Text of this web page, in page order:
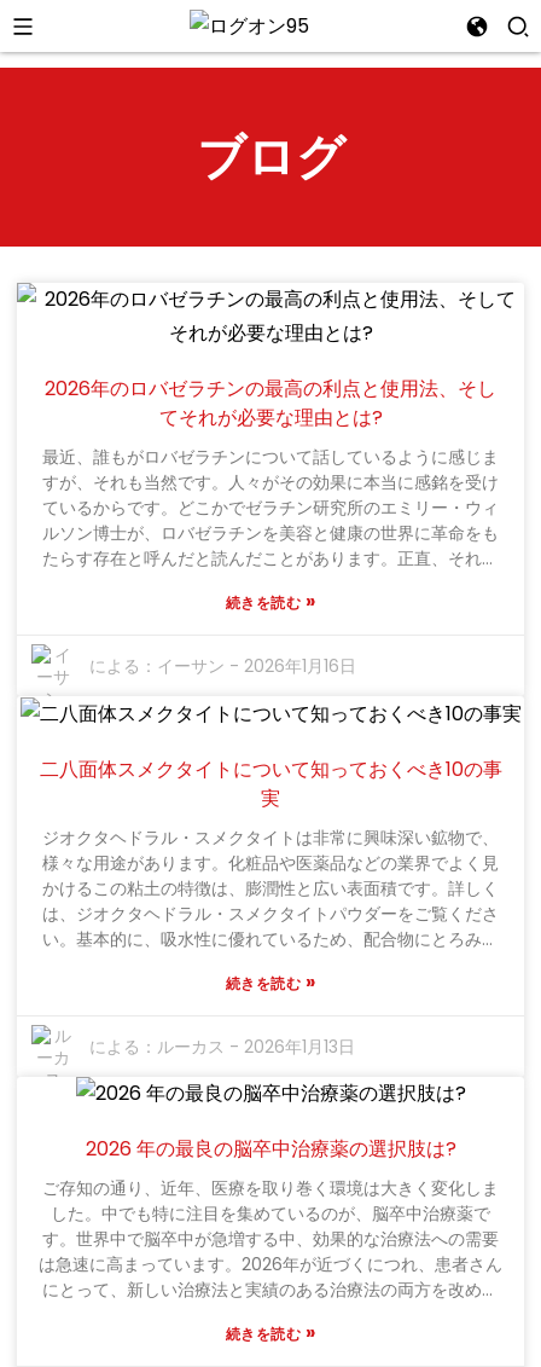
ブログ
2026年のロバゼラチンの最高の利点と使用法、そし
てそれが必要な理由とは?
最近、誰もがロバゼラチンについて話しているように感じま
すが、それも当然です。人々がその効果に本当に感銘を受け
ているからです。どこかでゼラチン研究所のエミリー・ウィ
ルソン博士が、ロバゼラチンを美容と健康の世界に革命をも
たらす存在と呼んだと読んだことがあります。正直、それも
分として捉え始めています。では、ロバゼラチンとは一体何
酸が豊富に含まれています。これらはお肌にとても良い成分
です。肌の弾力性を高め、潤いを保つ効果があると言われて
います。また、これは単なる新しいトレンドではなく、古く
ートに役立っています。しかし、ここが難しいところです。
その原料がどのように調達されているのか、そして持続可能
なものなのかを疑問に思う人もいます。それは当然の疑問で
す。ロバゼラチン、特にロバ皮ゼラチンのような製品を妊娠
中に使用することを考えているなら、事前によく調べること
が非常に重要です。妊娠への影響に関する確固たる研究がま
だ十分に行われていないため、妊婦の方は特に注意が必要で
す。これは、伝統的な用途を尊重しつつ、現代科学と安全性
ものです。ロバゼラチンの世界は進化を続けており、多くの
は間違いありません。
続きを読む »
による： イーサン - 2026年1月16日
二八面体スメクタイトについて知っておくべき10の事
実
ジオクタヘドラル・スメクタイトは非常に興味深い鉱物で、
様々な用途があります。化粧品や医薬品などの業界でよく見
かけるこの粘土の特徴は、膨潤性と広い表面積です。詳しく
は、ジオクタヘドラル・スメクタイトパウダーをご覧くださ
い。基本的に、吸水性に優れているため、配合物にとろみを
製品や美容製品での効果も高まります。しかし、多くのもの
のジオクタヘドラル・スメクタイトを見つけるのは難しい場
合があります。純度は様々で、メーカーにとっては懸念事項
です。そのため、BYK添加剤などの企業は、良質な原料を入手
り下げて理解することで、その特性を含め、最大限の効果を
得ることができます。全体として、二八面体スメクタイトの
可能性を探るということは、その素晴らしい利点と限界の両
方を理解することを意味します。二八面体スメクタイトは非
常に魅力的な素材ですが、そのストーリーにはさらに多くの
魅力があります。
続きを読む »
による： ルーカス - 2026年1月13日
2026 年の最良の脳卒中治療薬の選択肢は?
ご存知の通り、近年、医療を取り巻く環境は大きく変化しま
した。中でも特に注目を集めているのが、脳卒中治療薬で
す。世界中で脳卒中が急増する中、効果的な治療法への需要
は急速に高まっています。2026年が近づくにつれ、患者さん
にとって、新しい治療法と実績のある治療法の両方を改めて
社は現在、限界に挑戦し、脳卒中を予防する新しい方法を見
続きを読む »